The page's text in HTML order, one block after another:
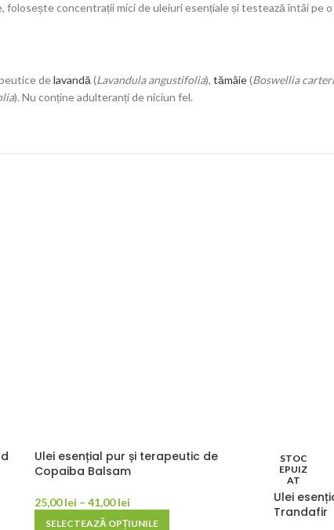
folosește concentrații mici de uleiuri esențiale și testează întâi pe
delavandă (Lavandula angustifolia), tămâie(Boswellia
). Nu conține adulteranți de niciun fel.
Ulei esențial pur și terapeutic de
Copaiba Balsam
25,00lei – 41,00lei
SELECTEAZĂ OPȚIUNILE
STOC
EPUIZ
AT
Ulei
Trandafir